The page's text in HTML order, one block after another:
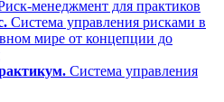
менеджмент для практиков
Система управления рисками в
мире от концепции до
Система управления